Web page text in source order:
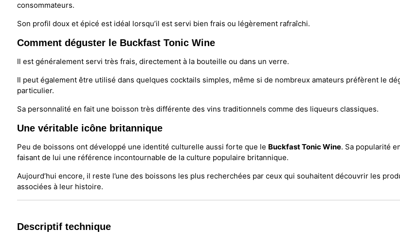
consommateurs.
Son profil doux et épicé est idéal lorsqu’il est servi bien frais ou légèrement rafraîchi.
Comment déguster le Buckfast Tonic Wine
Il est généralement servi très frais, directement à la bouteille ou dans un verre.
Il peut également être utilisé dans quelques cocktails simples, même si de nombreux amateurs préfèrent le
particulier.
Sa personnalité en fait une boisson très différente des vins traditionnels comme des liqueurs classiques.
Une véritable icône britannique
Peu de boissons ont développé une identité culturelle aussi forte que le Buckfast Tonic Wine. Sa popularité
faisant de lui une référence incontournable de la culture populaire britannique.
Aujourd’hui encore, il reste l’une des boissons les plus recherchées par ceux qui souhaitent découvrir les
associées à leur histoire.
Descriptif technique